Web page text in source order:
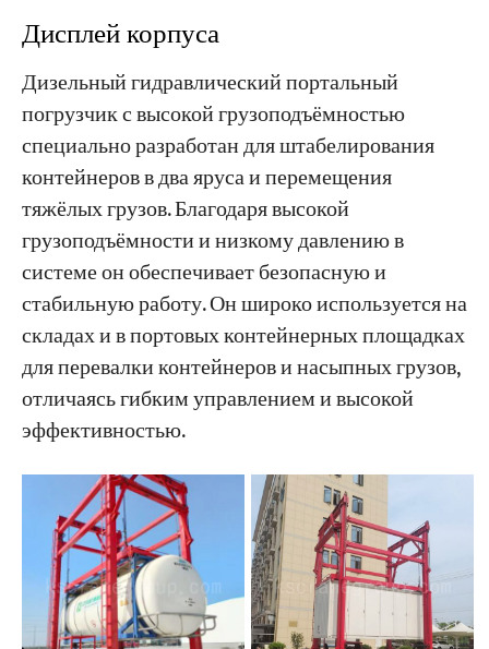
Дисплей корпуса
Дизельный гидравлический портальный
погрузчик с высокой грузоподъёмностью
специально разработан для штабелирования
контейнеров в два яруса и перемещения
тяжёлых грузов. Благодаря высокой
грузоподъёмности и низкому давлению в
системе он обеспечивает безопасную и
стабильную работу. Он широко используется на
складах и в портовых контейнерных площадках
для перевалки контейнеров и насыпных грузов,
отличаясь гибким управлением и высокой
эффективностью.